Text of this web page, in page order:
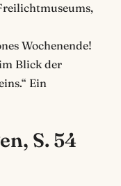
Wochenende!
Blick der
Ein
S. 54